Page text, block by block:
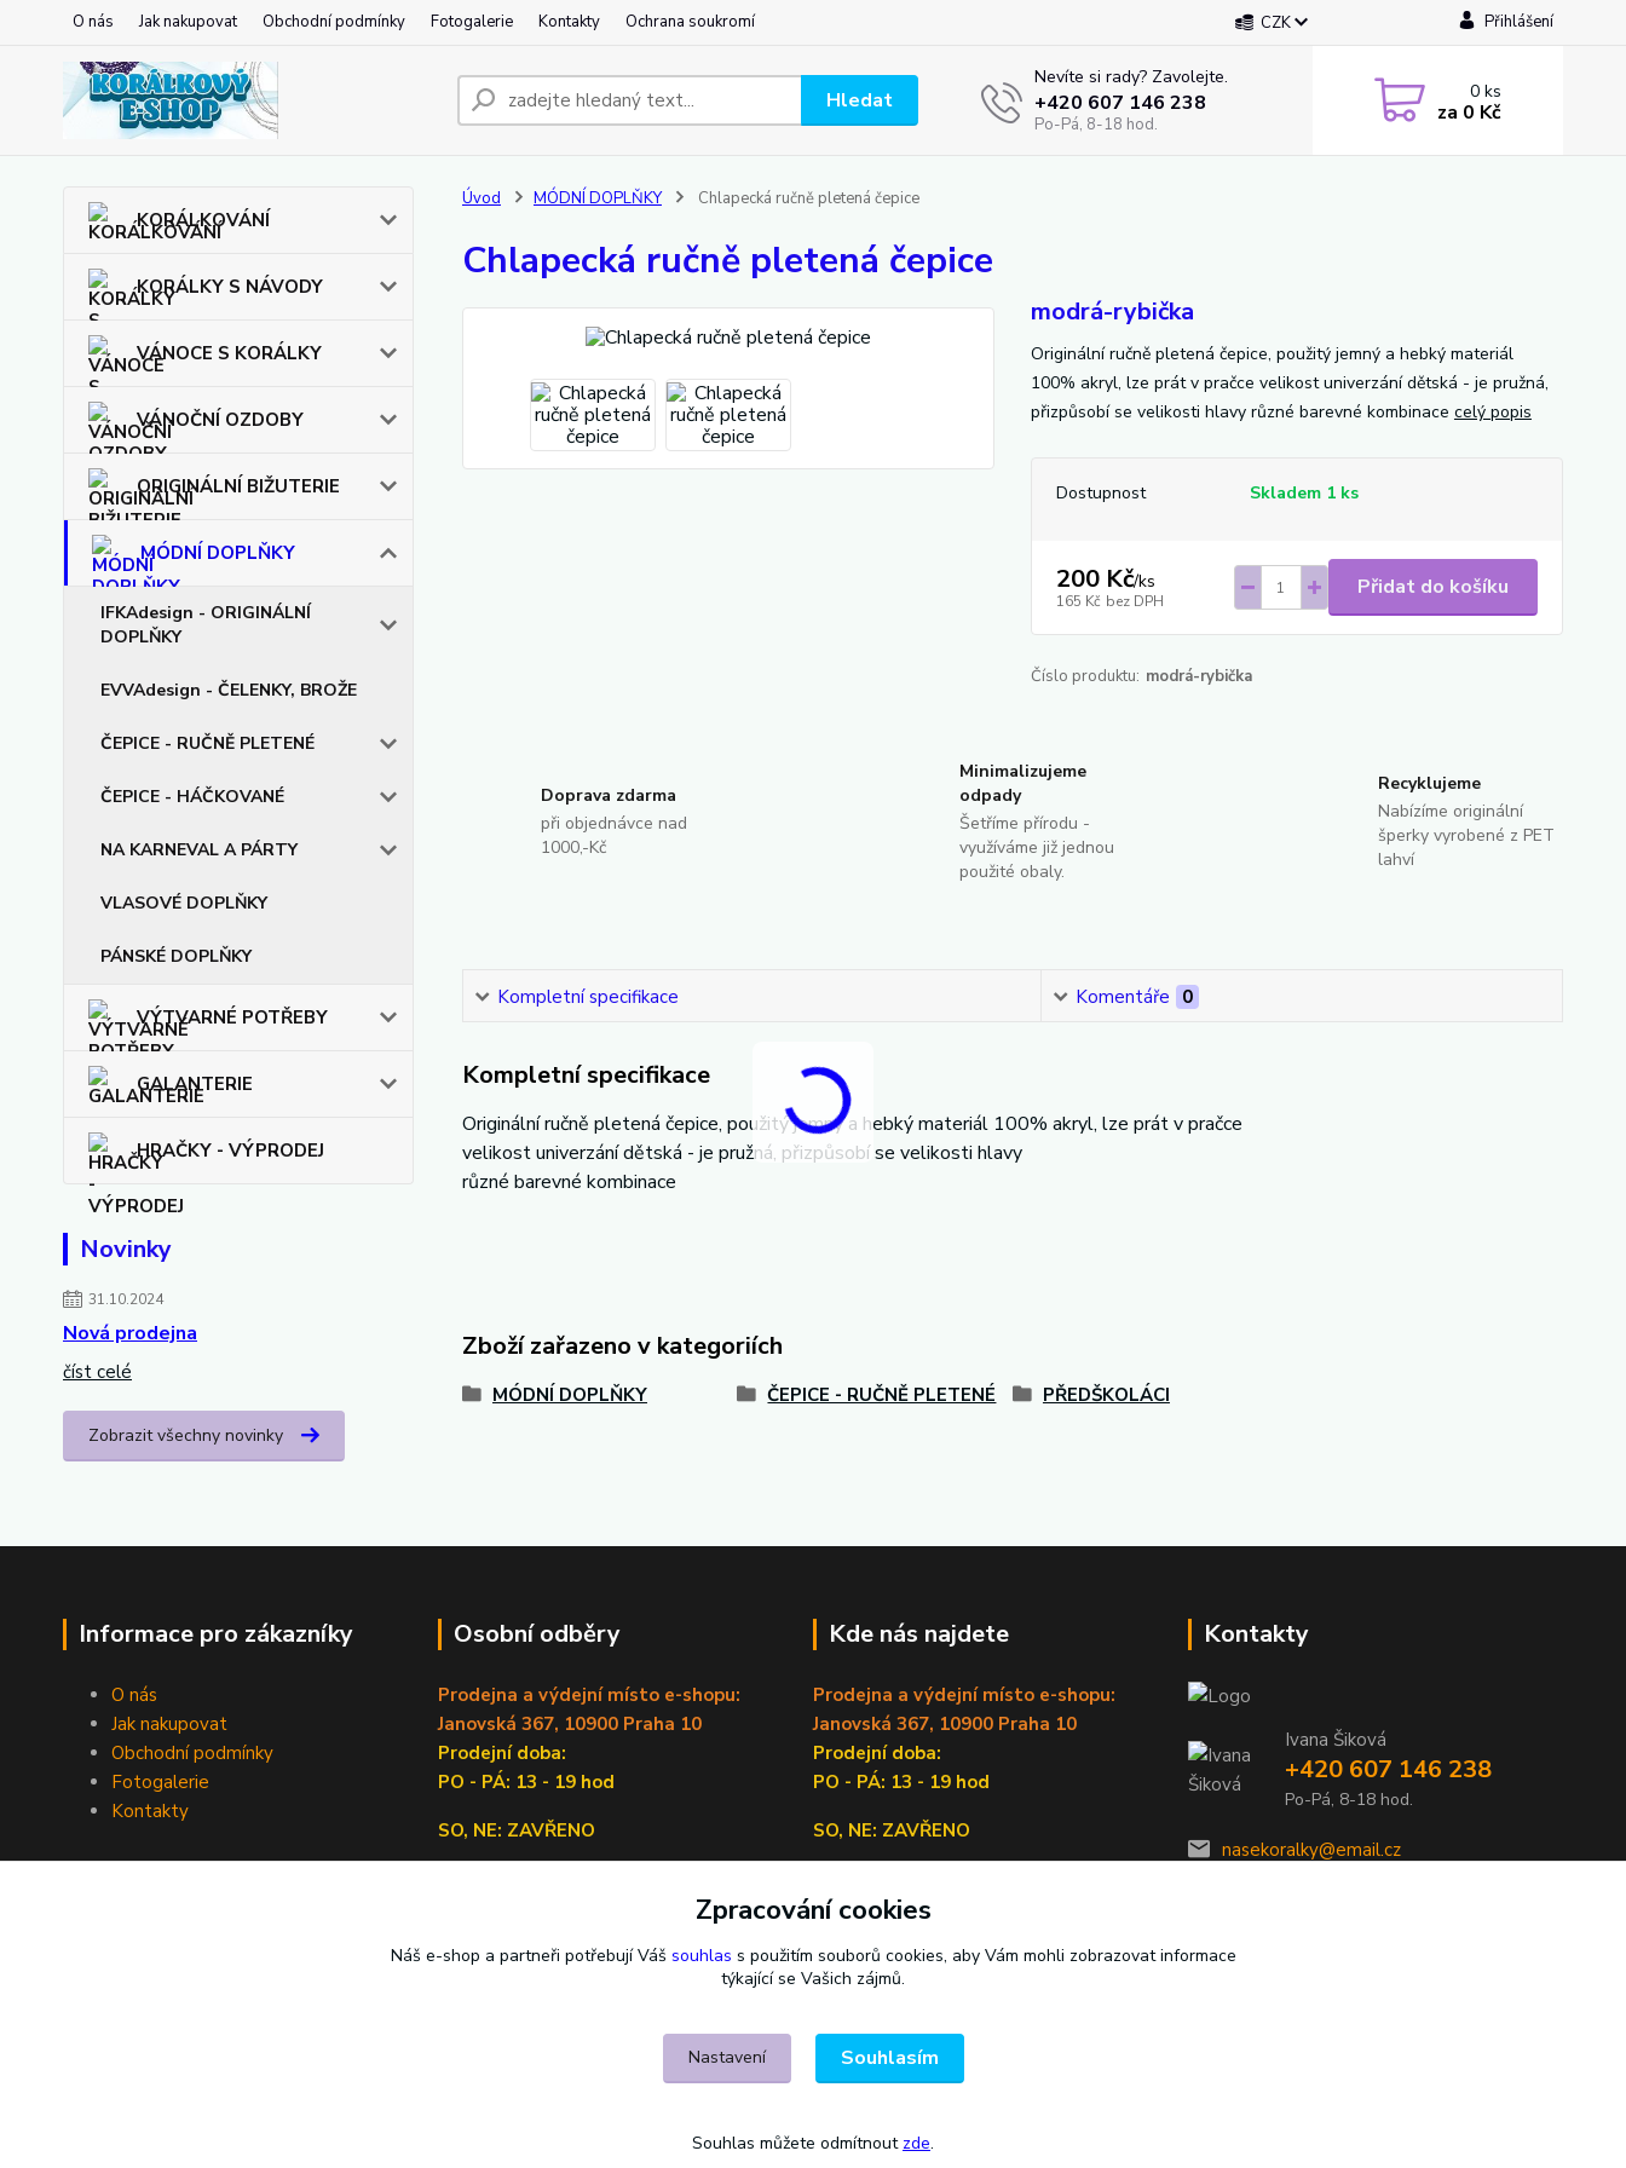
O nás Jak nakupovat Obchodní podmínky Fotogalerie Kontakty Ochrana soukromí CZK Přihlášení
Hledat
Nevíte si rady? Zavolejte.
+420 607 146 238
Po-Pá, 8-18 hod.
0ks
za 0 Kč
KORÁLKOVÁNÍ
KORÁLKY S NÁVODY
VÁNOCE S KORÁLKY
VÁNOČNÍ OZDOBY
ORIGINÁLNÍ BIŽUTERIE
MÓDNÍ DOPLŇKY
IFKAdesign - ORIGINÁLNÍ
DOPLŇKY
EVVAdesign - ČELENKY, BROŽE
ČEPICE - RUČNĚ PLETENÉ
ČEPICE - HÁČKOVANÉ
NA KARNEVAL A PÁRTY
VLASOVÉ DOPLŇKY
PÁNSKÉ DOPLŇKY
VÝTVARNÉ POTŘEBY
GALANTERIE
HRAČKY - VÝPRODEJ
Novinky
31.10.2024
Nová prodejna
číst celé
Zobrazit všechny novinky
Úvod MÓDNÍ DOPLŇKY Chlapecká ručně pletená čepice
Chlapecká ručně pletená čepice
modrá-rybička
Originální ručně pletená čepice, použitý jemný a hebký materiál
100% akryl, lze prát v pračce velikost univerzání dětská - je pružná,
přizpůsobí se velikosti hlavy různé barevné kombinace celý popis
Dostupnost Skladem 1 ks
200 Kč/ks
165 Kč bez DPH
Přidat do košíku
Číslo produktu: modrá-rybička
Doprava zdarma
při objednávce nad
1000,-Kč
Minimalizujeme
odpady
Šetříme přírodu -
využíváme již jednou
použité obaly.
Recyklujeme
Nabízíme originální
šperky vyrobené z PET
lahví
Kompletní specifikace Komentáře 0
Kompletní specifikace
Originální ručně pletená čepice, použitý jemný a hebký materiál 100% akryl, lze prát v pračce
velikost univerzání dětská - je pružná, přizpůsobí se velikosti hlavy
různé barevné kombinace
Zboží zařazeno v kategoriích
MÓDNÍ DOPLŇKY ČEPICE - RUČNĚ PLETENÉ PŘEDŠKOLÁCI
Informace pro zákazníky
O nás
Jak nakupovat
Obchodní podmínky
Fotogalerie
Kontakty
Osobní odběry
Prodejna a výdejní místo e-shopu:
Janovská 367, 10900 Praha 10
Prodejní doba:
PO - PÁ: 13 - 19 hod
SO, NE: ZAVŘENO
Kde nás najdete
Prodejna a výdejní místo e-shopu:
Janovská 367, 10900 Praha 10
Prodejní doba:
PO - PÁ: 13 - 19 hod
SO, NE: ZAVŘENO
Lečkova 1519/9, 14900 Praha 4
Kontakty
Ivana Šiková
+420 607 146 238
Po-Pá, 8-18 hod.
nasekoralky@email.cz
Zpracování cookies
Náš e-shop a partneři potřebují Váš souhlas s použitím souborů cookies, aby Vám mohli zobrazovat informace
týkající se Vašich zájmů.
Nastavení Souhlasím
Souhlas můžete odmítnout zde.